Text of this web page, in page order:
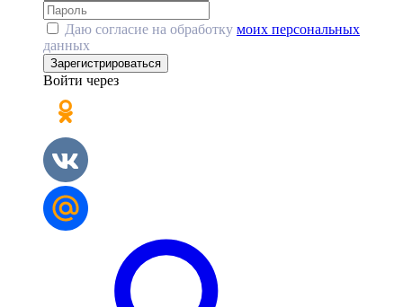
Даю согласие на обработку моих персональных
данных
Зарегистрироваться
Войти через